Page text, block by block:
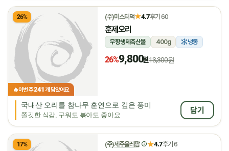
26%
🔥이번 주241개 담았어요
(주)미스터덕★4.7후기 60
훈제오리
무항생제축산물 400g 냉동
26%9,800원13,300원
국내산 오리를 참나무 훈연으로 깊은 풍미
쫄깃한 식감, 구워도 볶아도 좋아요
담기
17% (주)제주올레팜 ★4.7후기 6